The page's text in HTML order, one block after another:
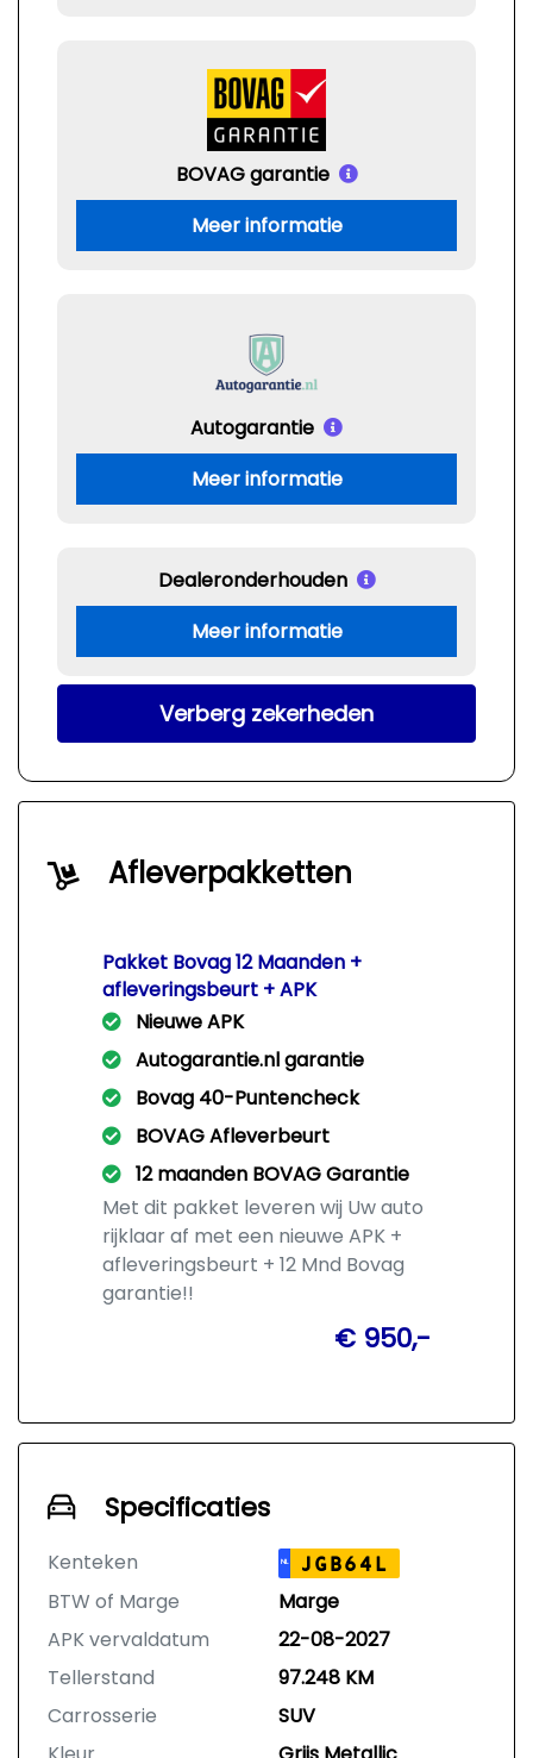
BOVAG garantie
Meer informatie
Autogarantie
Meer informatie
Dealeronderhouden
Meer informatie
Verberg zekerheden
Afleverpakketten
Pakket Bovag 12 Maanden +
afleveringsbeurt + APK
Nieuwe APK
Autogarantie.nl garantie
Bovag 40-Puntencheck
BOVAG Afleverbeurt
12 maanden BOVAG Garantie
Met dit pakket leveren wij Uw auto
rijklaar af met een nieuwe APK +
afleveringsbeurt + 12 Mnd Bovag
garantie!!
€ 950,-
Specificaties
Kenteken NL JGB64L
BTW of Marge
Marge
APK vervaldatum
22-08-2027
Tellerstand
97.248 KM
Carrosserie
SUV